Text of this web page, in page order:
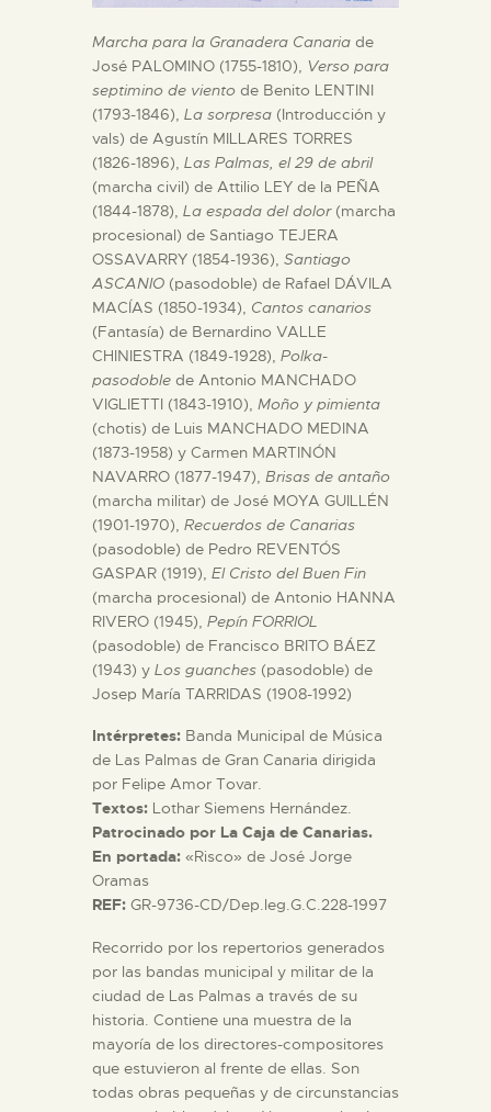
COLECCIONES
DIDÁCTICA
ESPAÑOL
Marcha para la Granadera Canaria de
José PALOMINO (1755-1810), Verso para
septimino de viento de Benito LENTINI
(1793-1846), La sorpresa (Introducción y
vals) de Agustín MILLARES TORRES
(1826-1896), Las Palmas, el 29 de abril
(marcha civil) de Attilio LEY de la PEÑA
(1844-1878), La espada del dolor(marcha
procesional) de Santiago TEJERA
OSSAVARRY (1854-1936), Santiago
ASCANIO (pasodoble) de Rafael DÁVILA
MACÍAS (1850-1934), Cantos canarios
(Fantasía) de Bernardino VALLE
CHINIESTRA (1849-1928), Polka-
pasodoble de Antonio MANCHADO
VIGLIETTI (1843-1910), Moño y pimienta
(chotis) de Luis MANCHADO MEDINA
(1873-1958) y Carmen MARTINÓN
NAVARRO (1877-1947), Brisas de antaño
(marcha militar) de José MOYA GUILLÉN
(1901-1970), Recuerdos de Canarias
(pasodoble) de Pedro REVENTÓS
GASPAR (1919), El Cristo del Buen Fin
(marcha procesional) de Antonio HANNA
RIVERO (1945), Pepín FORRIOL
(pasodoble) de Francisco BRITO BÁEZ
(1943) y Los guanches (pasodoble) de
Josep María TARRIDAS (1908-1992)
Intérpretes: Banda Municipal de Música
de Las Palmas de Gran Canaria dirigida
por Felipe Amor Tovar.
Textos: Lothar Siemens Hernández.
Patrocinado por La Caja de Canarias.
En portada: «Risco» de José Jorge
Oramas
REF: GR-9736-CD/Dep.leg.G.C.228-1997
Recorrido por los repertorios generados
por las bandas municipal y militar de la
ciudad de Las Palmas a través de su
historia. Contiene una muestra de la
mayoría de los directores-compositores
que estuvieron al frente de ellas. Son
todas obras pequeñas y de circunstancias